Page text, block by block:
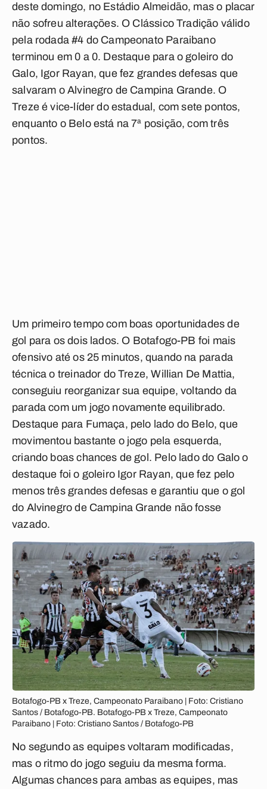
deste domingo, no Estádio Almeidão, mas o placar
não sofreu alterações. O Clássico Tradição válido
pela rodada #4 do Campeonato Paraibano
terminou em 0 a 0. Destaque para o goleiro do
Galo, Igor Rayan, que fez grandes defesas que
salvaram o Alvinegro de Campina Grande. O
Treze é vice-líder do estadual, com sete pontos,
enquanto o Belo está na 7ª posição, com três
pontos.
Um primeiro tempo com boas oportunidades de
gol para os dois lados. O Botafogo-PB foi mais
ofensivo até os 25 minutos, quando na parada
técnica o treinador do Treze, Willian De Mattia,
conseguiu reorganizar sua equipe, voltando da
parada com um jogo novamente equilibrado.
Destaque para Fumaça, pelo lado do Belo, que
movimentou bastante o jogo pela esquerda,
criando boas chances de gol. Pelo lado do Galo o
destaque foi o goleiro Igor Rayan, que fez pelo
menos três grandes defesas e garantiu que o gol
do Alvinegro de Campina Grande não fosse
vazado.
Botafogo-PB x Treze, Campeonato Paraibano | Foto: Cristiano
Santos / Botafogo-PB. Botafogo-PB x Treze, Campeonato
Paraibano | Foto: Cristiano Santos / Botafogo-PB
No segundo as equipes voltaram modificadas,
mas o ritmo do jogo seguiu da mesma forma.
Algumas chances para ambas as equipes, mas